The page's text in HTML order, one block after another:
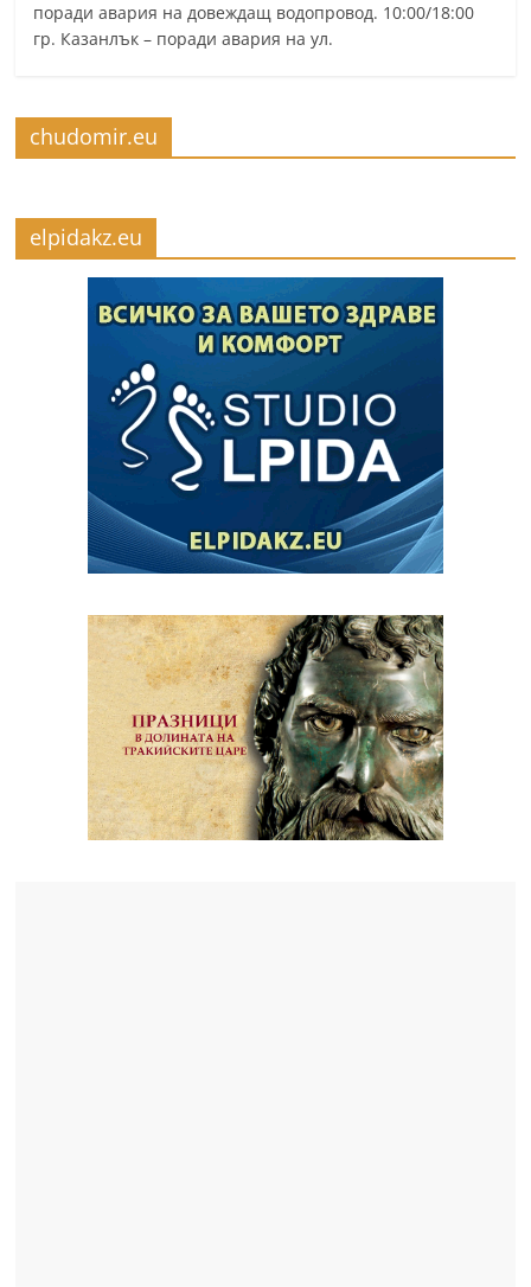
поради авария на довеждащ водопровод. 10:00/18:00
гр. Казанлък – поради авария на ул.
chudomir.eu
elpidakz.eu